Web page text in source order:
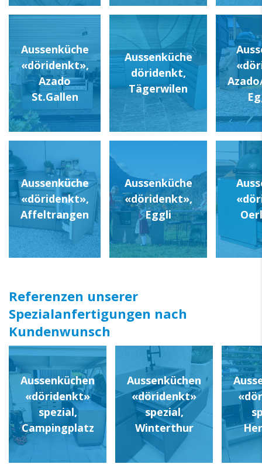
Aussenküche
«döridenkt»,
Azado
St.Gallen
Aussenküche
döridenkt,
Tägerwilen
Aussenküche
«döridenkt»,
Affeltrangen
Aussenküche
«döridenkt»,
Eggli
Referenzen unserer
Spezialanfertigungen nach
Kundenwunsch
Aussenküchen
«döridenkt»
spezial,
Campingplatz
Aussenküchen
«döridenkt»
spezial,
Winterthur